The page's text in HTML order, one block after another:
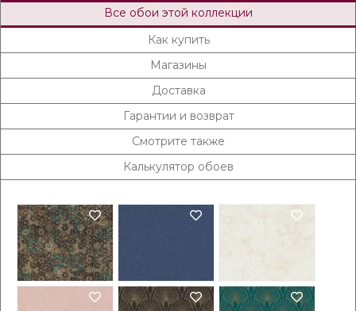
Все обои этой коллекции
Как купить
Магазины
Доставка
Гарантии и возврат
Смотрите также
Калькулятор обоев